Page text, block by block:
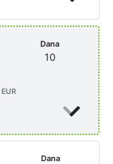
Dana
10
EUR
Dana